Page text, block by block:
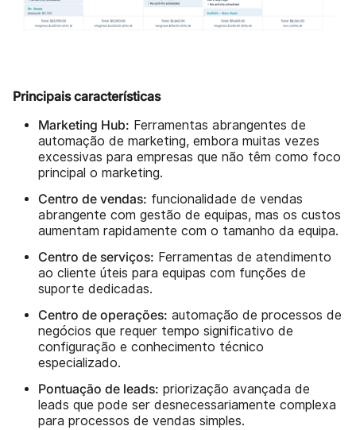
Principais características
Marketing Hub: Ferramentas abrangentes de
automação de marketing, embora muitas vezes
excessivas para empresas que não têm como foco
principal o marketing.
Centro de vendas: funcionalidade de vendas
abrangente com gestão de equipas, mas os custos
aumentam rapidamente com o tamanho da equipa.
Centro de serviços: Ferramentas de atendimento
ao cliente úteis para equipas com funções de
suporte dedicadas.
Centro de operações: automação de processos de
negócios que requer tempo significativo de
configuração e conhecimento técnico
especializado.
Pontuação de leads: priorização avançada de
leads que pode ser desnecessariamente complexa
para processos de vendas simples.